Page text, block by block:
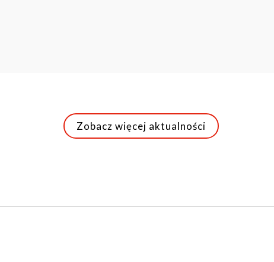
Zobacz więcej aktualności